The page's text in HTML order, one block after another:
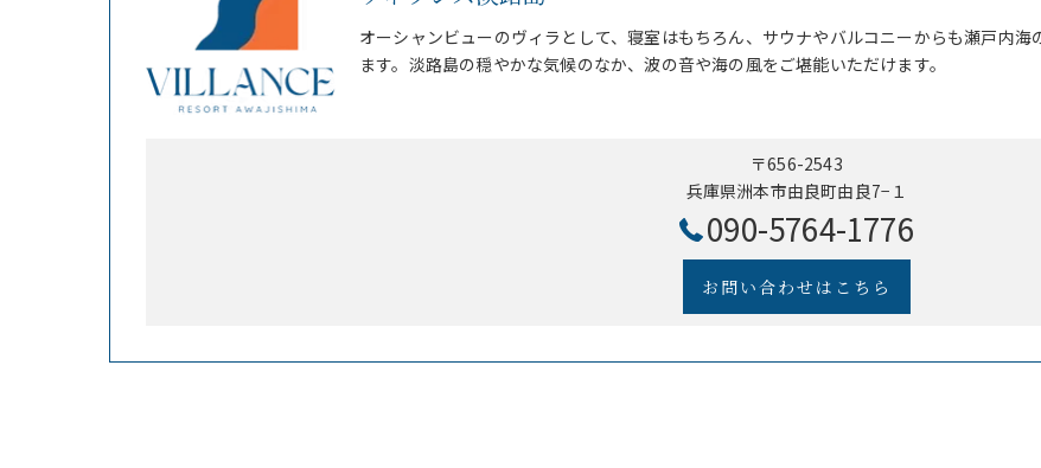
オーシャンビューのヴィラとして、寝室はもちろん、サウナやバルコニーからも瀬戸内
ます。淡路島の穏やかな気候のなか、波の音や海の風をご堪能いただけます。
〒656-2543
兵庫県洲本市由良町由良7−１
​090-5764-1776
お問い合わせはこちら